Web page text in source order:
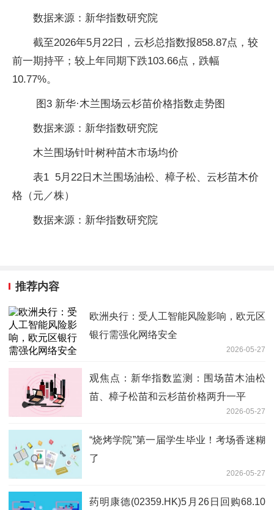
数据来源：新华指数研究院
截至2026年5月22日，云杉总指数报858.87点，较
前一期持平；较上年同期下跌103.66点，跌幅
10.77%。
图3 新华·木兰围场云杉苗价格指数走势图
数据来源：新华指数研究院
木兰围场针叶树种苗木市场均价
表1 5月22日木兰围场油松、樟子松、云杉苗木价
格（元／株）
数据来源：新华指数研究院
推荐内容
欧洲央行：受人工智能风险影响，欧元区
银行需强化网络安全
2026-05-27
观焦点：新华指数监测：围场苗木油松
苗、樟子松苗和云杉苗价格两升一平
2026-05-27
“烧烤学院”第一届学生毕业！考场香迷糊
了
2026-05-27
药明康德(02359.HK)5月26日回购68.10